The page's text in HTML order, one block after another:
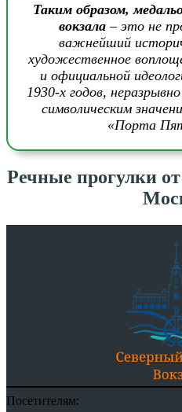
Таким образом,
вокзала– это не
важнейший
художественное
и официальной
1930-х годов,
символическим
«Порта
Речные прогулки
Посетителям: